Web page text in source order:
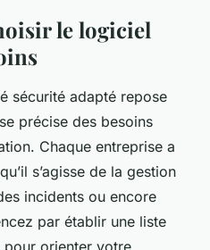
le logiciel
sécurité adapté repose
précise des besoins
Chaque entreprise a
s’agisse de la gestion
incidents ou encore
par établir une liste
pour orienter votre